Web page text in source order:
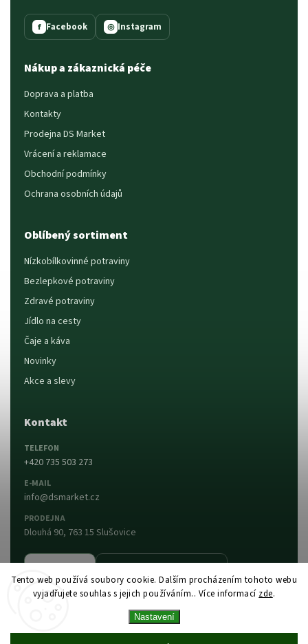
Tento web používá soubory cookie. Dalším procházením tohoto webu
vyjadřujete souhlas s jejich používáním.. Více informací zde.
Nastavení
f Facebook ◎ Instagram
Nákup a zákaznická péče
Doprava a platba
Kontakty
Prodejna DS Market
Vrácení a reklamace
Obchodní podmínky
Ochrana osobních údajů
Oblíbený sortiment
Nízkobílkovinné potraviny
Bezlepkové potraviny
Zdravé potraviny
Jídlo na cesty
Čaje a káva
Novinky
Akce a slevy
Kontakt
TELEFON
+420 735 503 273
E-MAIL
info@dsmarket.cz
PRODEJNA
Dlouhá 90, 763 15 Slušovice
Copyright 2026DS MARKET
Upravit nastavení cookiesVytvořil